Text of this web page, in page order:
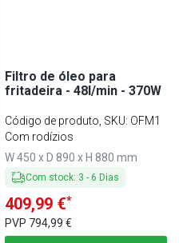
Filtro de óleo para
fritadeira - 48l/min - 370W
Código de produto, SKU: OFM1
Com rodízios
W 450 x D 890 x H 880 mm
Com stock: 3 - 6 Dias
409,99 €*
PVP 794,99 €